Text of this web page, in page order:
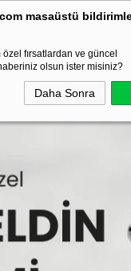
masaüstü
fırsatlardan ve güncel
olsun ister misiniz?
Daha Sonra
İndirim!Sınırlı süreli
Beştaş Yüzük - IDL
G Renk
İncelemekte
tarafınıza